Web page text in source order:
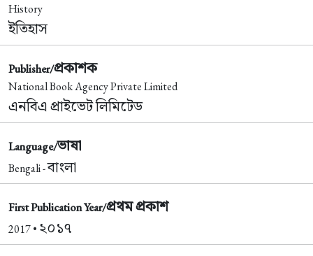
History
ইতিহাস
Publisher/প্রকাশক
National Book Agency Private Limited
এনবিএ প্রাইভেট লিমিটেড
Language/ভাষা
Bengali -বাংলা
First Publication Year/প্রথম প্রকাশ
2017 • ২০১৭